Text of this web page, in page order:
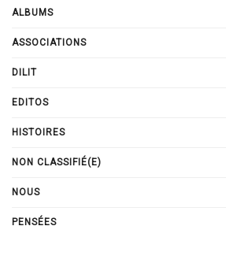
ALBUMS
ASSOCIATIONS
DILIT
EDITOS
HISTOIRES
NON CLASSIFIÉ(E)
NOUS
PENSÉES